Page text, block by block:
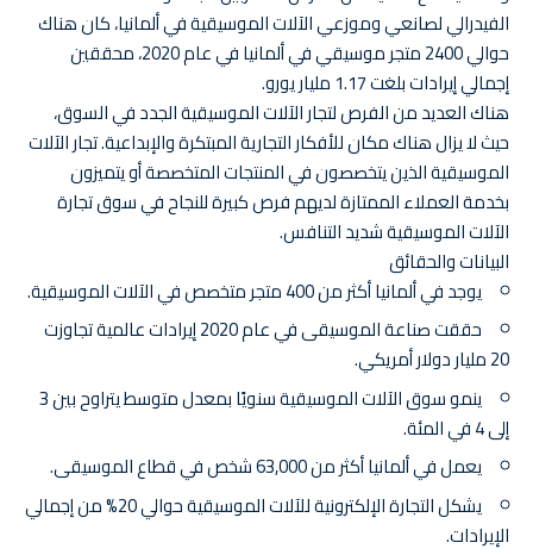
الفيدرالي لصانعي وموزعي الآلات الموسيقية في ألمانيا، كان هناك
حوالي 2400 متجر موسيقي في ألمانيا في عام 2020، محققين
إجمالي إيرادات بلغت 1.17 مليار يورو.
هناك العديد من الفرص لتجار الآلات الموسيقية الجدد في السوق،
حيث لا يزال هناك مكان للأفكار التجارية المبتكرة والإبداعية. تجار الآلات
الموسيقية الذين يتخصصون في المنتجات المتخصصة أو يتميزون
بخدمة العملاء الممتازة لديهم فرص كبيرة للنجاح في سوق تجارة
الآلات الموسيقية شديد التنافس.
البيانات والحقائق
يوجد في ألمانيا أكثر من 400 متجر متخصص في الآلات الموسيقية.
حققت صناعة الموسيقى في عام 2020 إيرادات عالمية تجاوزت
20 مليار دولار أمريكي.
ينمو سوق الآلات الموسيقية سنويًا بمعدل متوسط يتراوح بين 3
إلى 4 في المئة.
يعمل في ألمانيا أكثر من 63,000 شخص في قطاع الموسيقى.
يشكل التجارة الإلكترونية للآلات الموسيقية حوالي 20% من إجمالي
الإيرادات.